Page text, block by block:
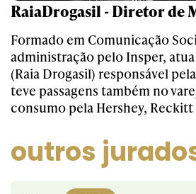
RaiaDrogasil - Diretor de
Formado em Comunicação
administração pelo Insper,
(Raia Drogasil) responsável
teve passagens também no
consumo pela Hershey,
outros